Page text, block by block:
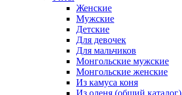
Женские
Мужские
Детские
Для девочек
Для мальчиков
Монгольские мужские
Монгольские женские
Из камуса коня
Из оленя (общий каталог)